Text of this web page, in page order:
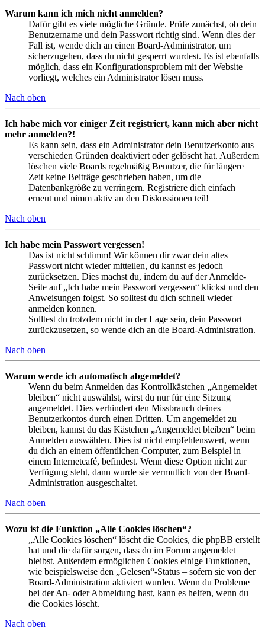
Warum kann ich mich nicht anmelden?
Dafür gibt es viele mögliche Gründe. Prüfe zunächst, ob dein
Benutzername und dein Passwort richtig sind. Wenn dies der
Fall ist, wende dich an einen Board-Administrator, um
sicherzugehen, dass du nicht gesperrt wurdest. Es ist ebenfalls
möglich, dass ein Konfigurationsproblem mit der Website
vorliegt, welches ein Administrator lösen muss.
Nach oben
Ich habe mich vor einiger Zeit registriert, kann mich aber nicht
mehr anmelden?!
Es kann sein, dass ein Administrator dein Benutzerkonto aus
verschieden Gründen deaktiviert oder gelöscht hat. Außerdem
löschen viele Boards regelmäßig Benutzer, die für längere
Zeit keine Beiträge geschrieben haben, um die
Datenbankgröße zu verringern. Registriere dich einfach
erneut und nimm aktiv an den Diskussionen teil!
Nach oben
Ich habe mein Passwort vergessen!
Das ist nicht schlimm! Wir können dir zwar dein altes
Passwort nicht wieder mitteilen, du kannst es jedoch
zurücksetzen. Dies machst du, indem du auf der Anmelde-
Seite auf „Ich habe mein Passwort vergessen“ klickst und den
Anweisungen folgst. So solltest du dich schnell wieder
anmelden können.
Solltest du trotzdem nicht in der Lage sein, dein Passwort
zurückzusetzen, so wende dich an die Board-Administration.
Nach oben
Warum werde ich automatisch abgemeldet?
Wenn du beim Anmelden das Kontrollkästchen „Angemeldet
bleiben“ nicht auswählst, wirst du nur für eine Sitzung
angemeldet. Dies verhindert den Missbrauch deines
Benutzerkontos durch einen Dritten. Um angemeldet zu
bleiben, kannst du das Kästchen „Angemeldet bleiben“ beim
Anmelden auswählen. Dies ist nicht empfehlenswert, wenn
du dich an einem öffentlichen Computer, zum Beispiel in
einem Internetcafé, befindest. Wenn diese Option nicht zur
Verfügung steht, dann wurde sie vermutlich von der Board-
Administration ausgeschaltet.
Nach oben
Wozu ist die Funktion „Alle Cookies löschen“?
„Alle Cookies löschen“ löscht die Cookies, die phpBB erstellt
hat und die dafür sorgen, dass du im Forum angemeldet
bleibst. Außerdem ermöglichen Cookies einige Funktionen,
wie beispielsweise den „Gelesen“-Status – sofern sie von der
Board-Administration aktiviert wurden. Wenn du Probleme
bei der An- oder Abmeldung hast, kann es helfen, wenn du
die Cookies löscht.
Nach oben